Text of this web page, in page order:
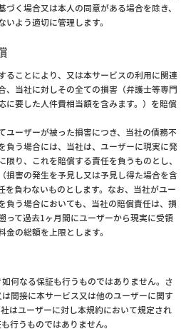
く場合又は本人の同意がある場合を除き、
よう適切に管理します。
ることにより、又は本サービスの利用に関連
、当社に対しその全ての損害（弁護士等専門
に要した人件費相当額を含みます。）を賠償
ユーザーが被った損害につき、当社の債務不
負う場合には、当社は、ユーザーに現実に発
り、これを賠償する責任を負うものとし、
損害の発生を予見し又は予見し得た場合を含
を負わないものとします。なお、当社がユー
負う場合においても、当社の賠償責任は、損
って過去1ヶ月間にユーザーから現実に受領
の総額を上限とします。
何なる保証も行うものではありません。さ
間接に本サービス又は他のユーザーに関す
はユーザーに対し本規約において規定され
行うものではありません。